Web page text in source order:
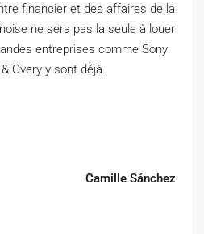
financier et des affaires de la
ne sera pas la seule à louer
entreprises comme Sony
Overy y sont déjà.
Camille Sánchez